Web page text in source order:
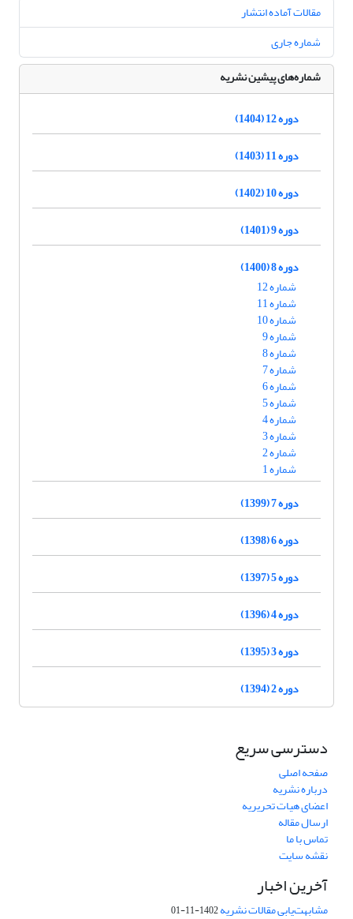
مقالات آماده انتشار
شماره جاری
شماره‌های پیشین نشریه
دوره 12 (1404)
دوره 11 (1403)
دوره 10 (1402)
دوره 9 (1401)
دوره 8 (1400)
شماره 12
شماره 11
شماره 10
شماره 9
شماره 8
شماره 7
شماره 6
شماره 5
شماره 4
شماره 3
شماره 2
شماره 1
دوره 7 (1399)
دوره 6 (1398)
دوره 5 (1397)
دوره 4 (1396)
دوره 3 (1395)
دوره 2 (1394)
دسترسی سریع
صفحه اصلی
درباره نشریه
اعضای هیات تحریریه
ارسال مقاله
تماس با ما
نقشه سایت
آخرین اخبار
مشابهت‌یابی مقالات نشریه1402-11-01